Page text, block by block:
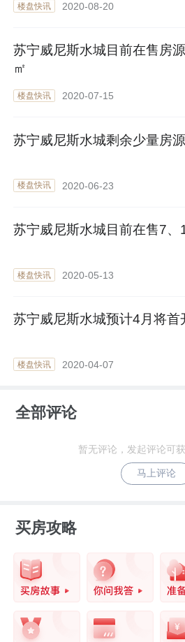
楼盘快讯 2020-08-20
苏宁威尼斯水城目前在售房
㎡
楼盘快讯 2020-07-15
苏宁威尼斯水城剩余少量房
楼盘快讯 2020-06-23
苏宁威尼斯水城目前在售7、
楼盘快讯 2020-05-13
苏宁威尼斯水城预计4月将首
楼盘快讯 2020-04-07
全部评论
暂无评论，发起评论可
马上评论
买房攻略